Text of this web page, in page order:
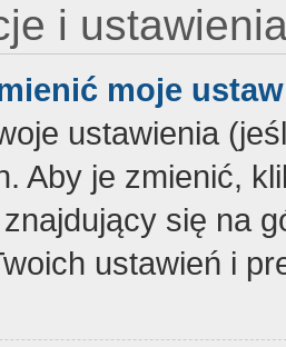
i
moje
ustawienia
Aby je zmienić,
się na
ustawień i